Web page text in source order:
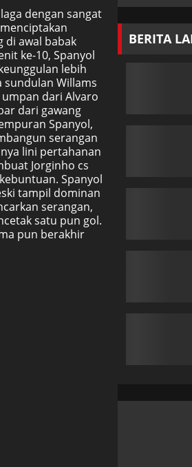
dengan sangat
di awal babak
ke-10, Spanyol
lebih
sundulan Willams
dari Alvaro
dari gawang
Spanyol,
serangan
lini pertahanan
Jorginho cs
Spanyol
tampil dominan
serangan,
satu pun gol.
pun berakhir
BERITA